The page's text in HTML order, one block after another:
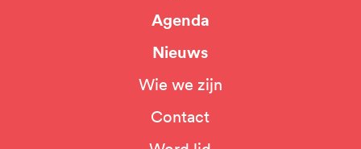
Agenda
Nieuws
Wie we zijn
Contact